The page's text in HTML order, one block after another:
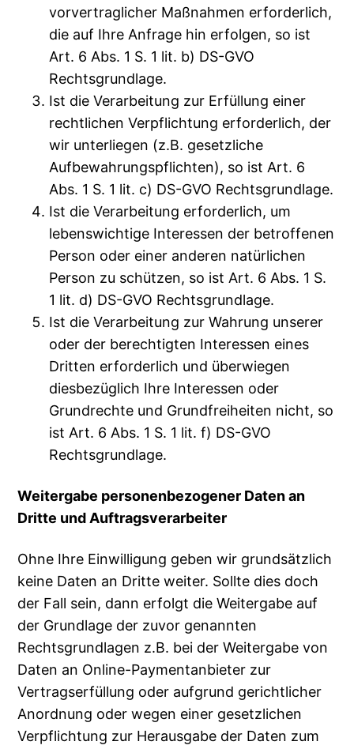
vorvertraglicher Maßnahmen erforderlich,
die auf Ihre Anfrage hin erfolgen, so ist
Art. 6 Abs. 1 S. 1 lit. b) DS-GVO
Rechtsgrundlage.
Ist die Verarbeitung zur Erfüllung einer
rechtlichen Verpflichtung erforderlich, der
wir unterliegen (z.B. gesetzliche
Aufbewahrungspflichten), so ist Art. 6
Abs. 1 S. 1 lit. c) DS-GVO Rechtsgrundlage.
Ist die Verarbeitung erforderlich, um
lebenswichtige Interessen der betroffenen
Person oder einer anderen natürlichen
Person zu schützen, so ist Art. 6 Abs. 1 S.
1 lit. d) DS-GVO Rechtsgrundlage.
Ist die Verarbeitung zur Wahrung unserer
oder der berechtigten Interessen eines
Dritten erforderlich und überwiegen
diesbezüglich Ihre Interessen oder
Grundrechte und Grundfreiheiten nicht, so
ist Art. 6 Abs. 1 S. 1 lit. f) DS-GVO
Rechtsgrundlage.
Weitergabe personenbezogener Daten an
Dritte und Auftragsverarbeiter
Ohne Ihre Einwilligung geben wir grundsätzlich
keine Daten an Dritte weiter. Sollte dies doch
der Fall sein, dann erfolgt die Weitergabe auf
der Grundlage der zuvor genannten
Rechtsgrundlagen z.B. bei der Weitergabe von
Daten an Online-Paymentanbieter zur
Vertragserfüllung oder aufgrund gerichtlicher
Anordnung oder wegen einer gesetzlichen
Verpflichtung zur Herausgabe der Daten zum